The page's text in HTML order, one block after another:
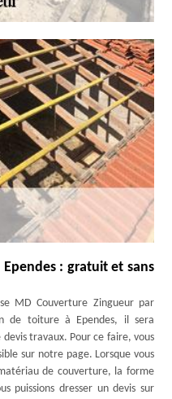
: gratuit et sans
MD Couverture Zingueur par
de toiture à Ependes, il sera
travaux. Pour ce faire, vous
sur notre page. Lorsque vous
de couverture, la forme
puissions dresser un devis sur